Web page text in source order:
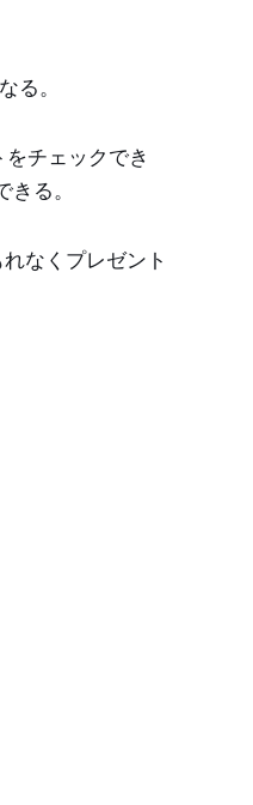
る。
チェックでき
る。
なくプレゼント